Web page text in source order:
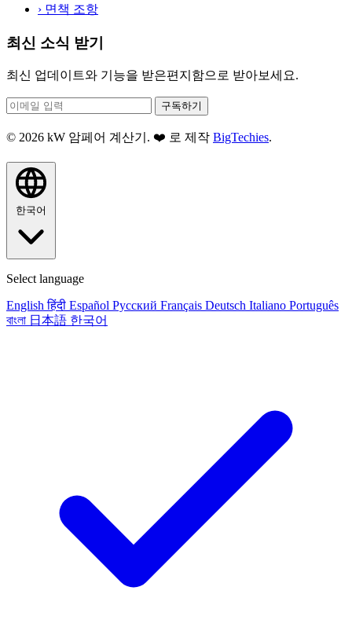
› 면책 조항
최신 소식 받기
최신 업데이트와 기능을 받은편지함으로 받아보세요.
구독하기
© 2026 kW 암페어 계산기. ❤️ 로 제작 BigTechies.
한국어
Select language
English हिंदी Español Русский Français Deutsch Italiano Português
বাংলা 日本語 한국어